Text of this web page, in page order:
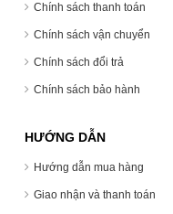
Chính sách thanh toán
Chính sách vận chuyển
Chính sách đổi trả
Chính sách bảo hành
HƯỚNG DẪN
Hướng dẫn mua hàng
Giao nhận và thanh toán